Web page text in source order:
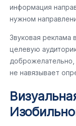
информация
нужном
Звуковая реклама
целевую
не навязывает